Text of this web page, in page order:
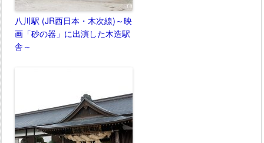
八川駅 (JR西日本・木次線)～映
画「砂の器」に出演した木造駅
舎～